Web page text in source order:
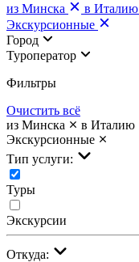
из Минска
в Италию
Экскурсионные
Город
Туроператор
Фильтры
Очистить всё
из Минска
в Италию
Экскурсионные
Тип услуги:
Туры
Экскурсии
Откуда: